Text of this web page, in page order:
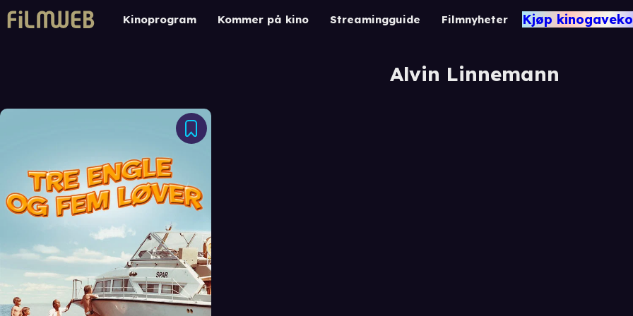
Kinoprogram Kommer på kino Streamingguide Filmnyheter Kjøp
Alvin Linnemann